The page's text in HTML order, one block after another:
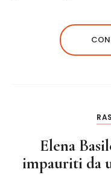
Elena
impauriti da